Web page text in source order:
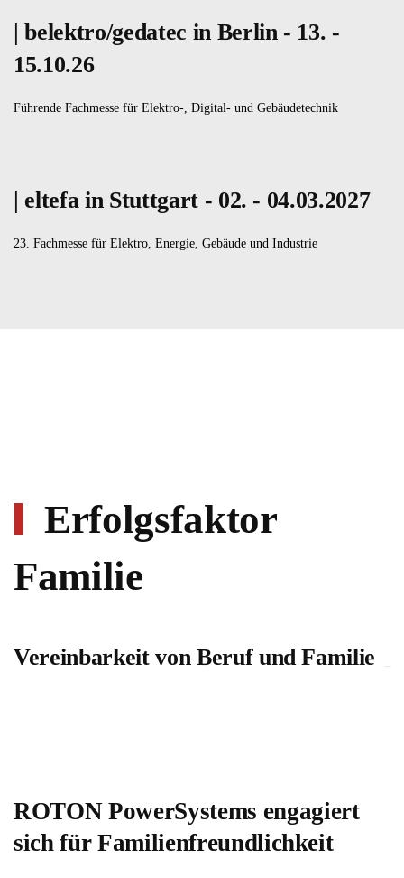
| belektro/gedatec in Berlin - 13. -
15.10.26
Führende Fachmesse für Elektro-, Digital- und Gebäudetechnik
| eltefa in Stuttgart - 02. - 04.03.2027
23. Fachmesse für Elektro, Energie, Gebäude und Industrie
Erfolgsfaktor
Familie
Vereinbarkeit von Beruf und Familie
ROTON PowerSystems engagiert
sich für Familienfreundlichkeit